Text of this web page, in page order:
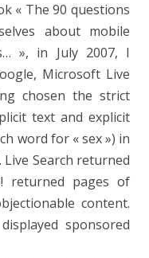
« The 90 questions
about mobile
», in July 2007, I
Microsoft Live
chosen the strict
text and explicit
word for « sex ») in
Live Search returned
returned pages of
content.
sponsored